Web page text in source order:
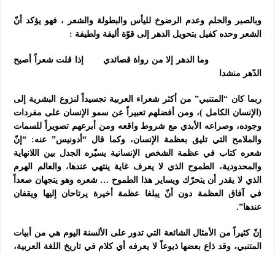
وبالصبر والحلم وعدم الرضوخ لليأس والبطولة والشعر ، فهو يؤكد أنّ
الشعر وحده كفيل بتحويل الدهر إلى قوّة أليفة ولطيفة :
وما الدهر إلا من رواة قصائدي إذا قلت شعراً أصبح
الدّهر منشدا
ربما كان “المتنبي” من أكثر شعراء العربية تجسيداً لنزوع البشرية إلى
(الإنسان الكامل )، ومن أفضلهم تعبيراً عن سمو الإنسان على مفردات
وجوده، وصراعه الأبدي مع شروط واقعه ومن أبرعهم تصويراً للسمات
والملامح التي تليق بعظمة الإنسان، وكما قال “أدونيس” عنه: “إنّ
شعره كتاب في عظمة الشخص الإنسانية يسيّره الجدل بين اللانهاية
والمحدودية، الطموح الذي لا يعرف غاية ينتهي عندها، والعالم الهرم
الذي لا يقدر أن يتحرّك ويساير هذا الطموح … شعره وهو يتجهان صعداً
في آفاق العظمة دون أنّ يبلغا عظمة أخيرة يرتاحان إليها ويقفان
عندها”.
إنّ كثيراً من الأمثال الشائعة التي تدور على الألسنة اليوم هي من أبيات
المتنبي، وقد ذاع بعضها ذيوعاً لا يعرفه أي كلام في تاريخ اللغة العربية،